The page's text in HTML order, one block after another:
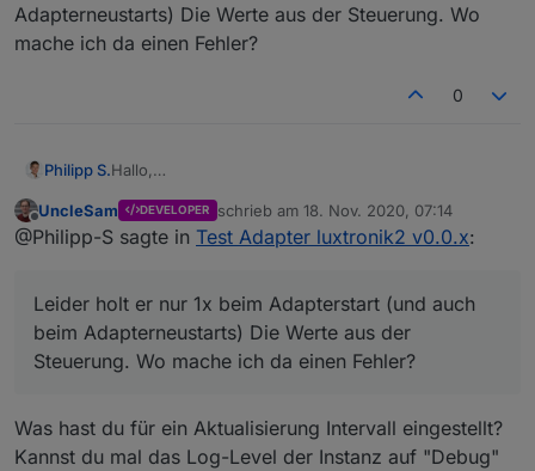
Adapterneustarts) Die Werte aus der Steuerung. Wo
mache ich da einen Fehler?
0
Philipp S.Hallo,
holt er nur 1x beim Adapterstart (und auch beim
Adapterneustarts) Die Werte aus der Steuerung. Wo
Offline
UncleSam DEVELOPER schrieb am 18. Nov. 2020, 07:14
zuletzt editiert von
@Philipp-S sagte in Test Adapter luxtronik2 v0.0.x:
Leider holt er nur 1x beim Adapterstart (und auch
beim Adapterneustarts) Die Werte aus der
Steuerung. Wo mache ich da einen Fehler?
Was hast du für ein Aktualisierung Intervall eingestellt?
Kannst du mal das Log-Level der Instanz auf "Debug"